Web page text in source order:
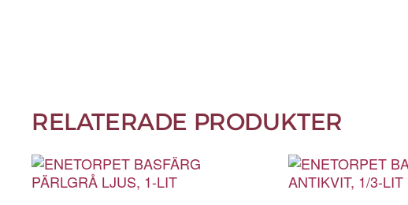
RELATERADE PRODUKTER